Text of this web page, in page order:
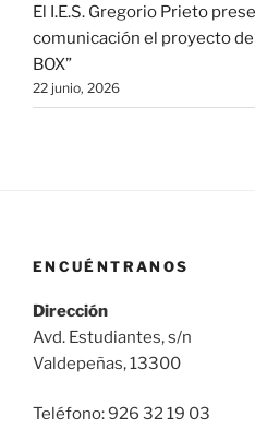
El I.E.S. Gregorio Prieto
comunicación el proyecto
BOX”
22 junio, 2026
ENCUÉNTRANOS
Dirección
Avd. Estudiantes, s/n
Valdepeñas, 13300
Teléfono: 926 32 19 03